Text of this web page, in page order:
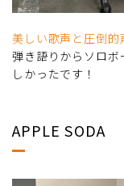
美しい歌声と圧倒的
弾き語りからソロボ
しかったです！
APPLE SODA